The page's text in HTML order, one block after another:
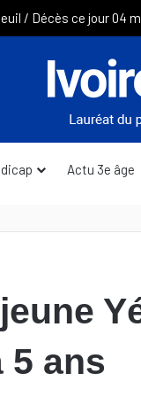
Actu 3e âge
5 ans